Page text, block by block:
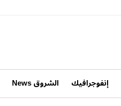
إنفوجرافيك الشروق News